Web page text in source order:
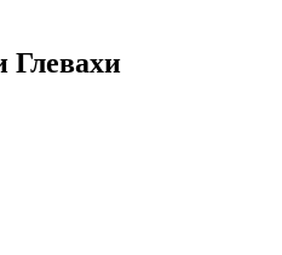
Глевахи